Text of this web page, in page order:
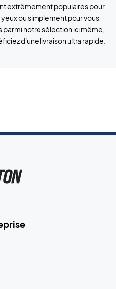
extrêmement populaires pour
ou simplement pour vous
parmi notre sélection ici même,
d'une livraison ultra rapide.